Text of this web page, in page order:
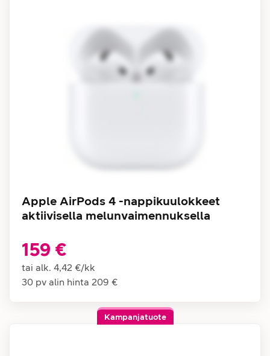
Apple AirPods 4 -nappikuulokkeet
aktiivisella melunvaimennuksella
159 €
tai alk. 4,42 €/kk
30 pv alin hinta 209 €
Kampanjatuote